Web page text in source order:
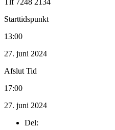
Tlf 7248 2134
Starttidspunkt
13:00
27. juni 2024
Afslut Tid
17:00
27. juni 2024
Del: